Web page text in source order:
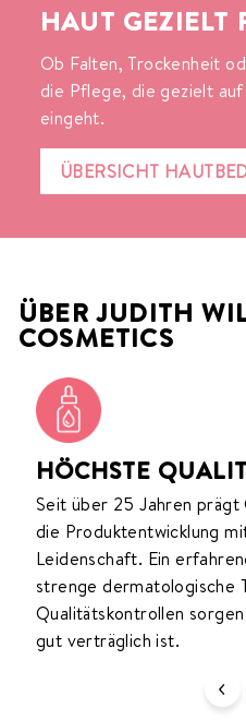
HAUT GEZIELT
Ob Falten, Trockenheit
die Pflege, die gezielt
eingeht.
ÜBERSICHT
ÜBER JUDITH
COSMETICS
HÖCHSTE
Seit über 25 Jahren prägt
die Produktentwicklung
Leidenschaft. Ein
strenge dermatologische
Qualitätskontrollen
gut verträglich ist.
Bei der Entwicklung
wertvolle Naturschätze
Technologie. So
auf die Bedürfnisse der
spürbare Ergebnisse
Unsere Vision ist es,
deiner Haut
Schönheit zu entfalten.
die deine individuellen
ein strahlendes und gutes